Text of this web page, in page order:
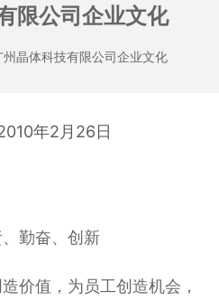
限公司企业文化
州晶体科技有限公司企业文化
年2月26日
勤奋、创新
价值，为员工创造机会，